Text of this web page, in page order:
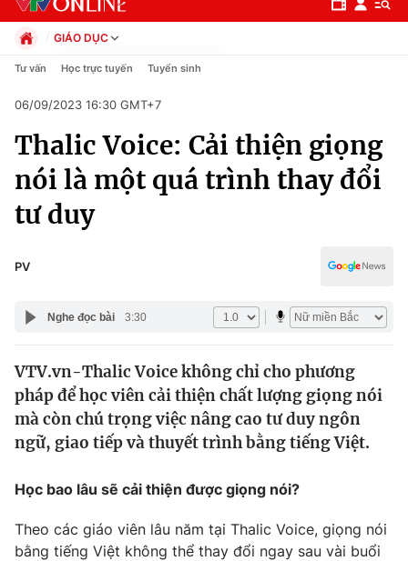
Chuyên mục
Chính trị
Xã hội
Pháp luật
Y tế
Thế giới
Tin tức
Thế giới đó đây
Câu chuyện quốc tế
Kinh tế
Góc doanh nghiệp
Dữ liệu và đời sống
Truyền hình
GIÁO DỤC
Chính trị
Pháp luật
Kinh tế
Thể thao
Truyền hình
Văn hóa - Giải trí
Y tế
Tư vấn Học trực tuyến Tuyển sinh
06/09/2023 16:30 GMT+7
Thalic Voice: Cải thiện giọng
nói là một quá trình thay đổi
tư duy
PV
Nghe đọc bài 3:30
VTV.vn-Thalic Voice không chỉ cho phương
pháp để học viên cải thiện chất lượng giọng nói
mà còn chú trọng việc nâng cao tư duy ngôn
ngữ, giao tiếp và thuyết trình bằng tiếng Việt.
Học bao lâu sẽ cải thiện được giọng nói?
Theo các giáo viên lâu năm tại Thalic Voice, giọng nói
bằng tiếng Việt không thể thay đổi ngay sau vài buổi